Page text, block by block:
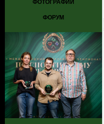
ФОТОГРАФИИ
ФОРУМ